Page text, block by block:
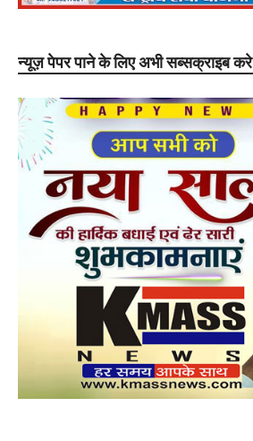
न्यूज़ पेपर पाने के लिए अभी सब्सक्राइब करे